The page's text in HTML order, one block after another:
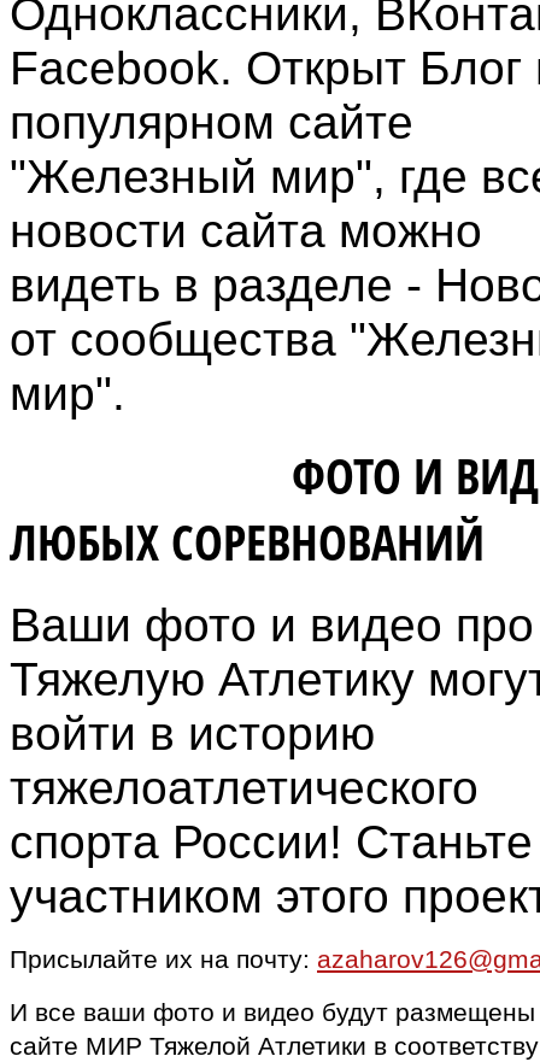
Одноклассники,
Facebook. Открыт Блог
популярном сайте
"Железный мир", где
новости сайта можно
видеть в разделе -
от сообщества
мир".
ФОТО И
ЛЮБЫХ СОРЕВНОВАНИЙ
Ваши фото и видео про
Тяжелую Атлетику
войти в историю
тяжелоатлетического
спорта России! Станьте
участником этого
Присылайте их на почту:
И все ваши фото и видео будут размещены
сайте МИР Тяжелой Атлетики в